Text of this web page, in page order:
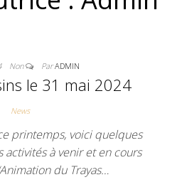
Non ParADMIN
le 31 mai 2024
News
printemps, voici quelques
activités à venir et en cours
du Trayas…